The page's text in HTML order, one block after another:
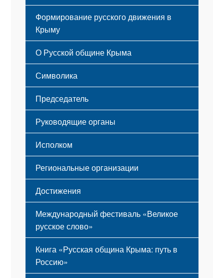
Формирование русского движения в
Крыму
Русский Крым
О Русской общине Крыма
Этапы становления
Принципы деятельности
Структура
Мероприятия
Символика
Флаг
Герб
Гимн
Председатель
Руководящие органы
Исполком
Региональные организации
Достижения
Международный фестиваль «Великое
русское слово»
Книга «Русская община Крыма: путь в
Россию»